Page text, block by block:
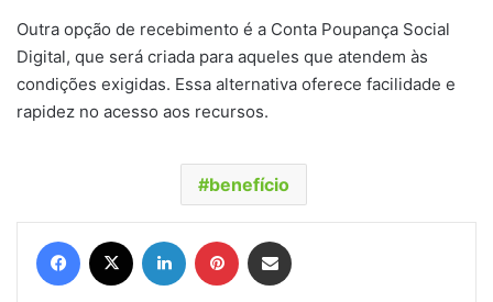
Outra opção de recebimento é a Conta Poupança Social
Digital, que será criada para aqueles que atendem às
condições exigidas. Essa alternativa oferece facilidade e
rapidez no acesso aos recursos.
benefício
Facebook Linkedin Pinterest